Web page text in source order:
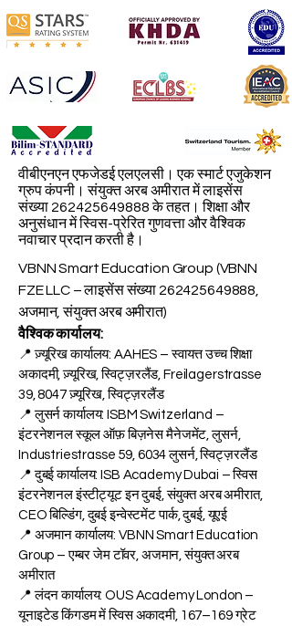
वीबीएनएन एफजेडई एलएलसी। एक स्मार्ट एजुकेशन
ग्रुप कंपनी। संयुक्त अरब अमीरात में लाइसेंस
संख्या 262425649888के तहत। शिक्षा और
अनुसंधान में स्विस-प्रेरित गुणवत्ता और वैश्विक
नवाचार प्रदान करती है।
VBNN Smart Education Group (VBNN
FZE LLC – लाइसेंस संख्या 262425649888,
अजमान, संयुक्त अरब अमीरात)
वैश्विक कार्यालय:
📍 ज़्यूरिख कार्यालय: AAHES – स्वायत्त उच्च शिक्षा
अकादमी, ज़्यूरिख, स्विट्ज़रलैंड, Freilagerstrasse
39, 8047 ज़्यूरिख, स्विट्ज़रलैंड
📍 लुसर्न कार्यालय: ISBM Switzerland –
इंटरनेशनल स्कूल ऑफ़ बिज़नेस मैनेजमेंट, लुसर्न,
Industriestrasse 59, 6034 लुसर्न, स्विट्ज़रलैंड
📍 दुबई कार्यालय: ISB Academy Dubai – स्विस
इंटरनेशनल इंस्टीट्यूट इन दुबई, संयुक्त अरब अमीरात,
CEO बिल्डिंग, दुबई इन्वेस्टमेंट पार्क, दुबई, यूएई
📍 अजमान कार्यालय: VBNN Smart Education
Group – एम्बर जेम टॉवर, अजमान, संयुक्त अरब
अमीरात
📍 लंदन कार्यालय: OUS Academy London –
यूनाइटेड किंगडम में स्विस अकादमी, 167–169 ग्रेट